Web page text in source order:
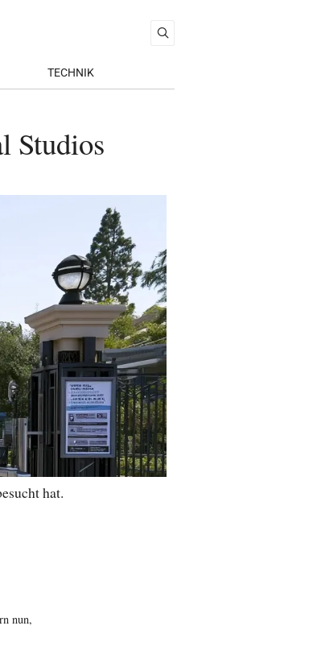
TECHNIK
Studios
hat.
nun,